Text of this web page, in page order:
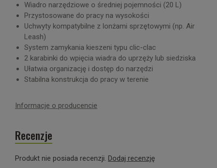
Wiadro narzędziowe o średniej pojemności (20 L)
Przystosowane do pracy na wysokości
Uchwyty kompatybilne z lonżami sprzętowymi (np. Air
Leash)
System zamykania kieszeni typu clic-clac
2 karabinki do wpięcia wiadra do uprzęży lub siedziska
Ułatwia organizację i dostęp do narzędzi
Stabilna konstrukcja do pracy w terenie
Informacje o producencie
Recenzje
Produkt nie posiada recenzji. Dodaj recenzję